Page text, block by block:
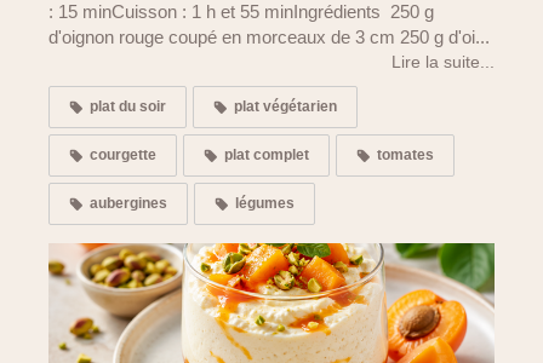
: 15 minCuisson : 1 h et 55 minIngrédients 250 g
d'oignon rouge coupé en morceaux de 3 cm 250 g d'oi...
Lire la suite...
plat du soir plat végétarien
courgette plat complet tomates
aubergines légumes